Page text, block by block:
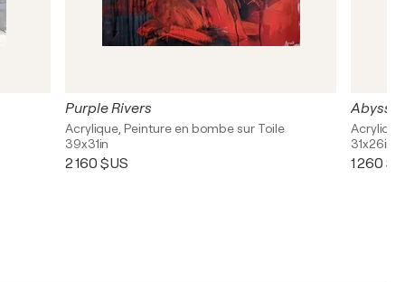
Purple Rivers
Acrylique, Peinture en bombe sur Toile
39x31in
2 160 $US
31x26in
1 260